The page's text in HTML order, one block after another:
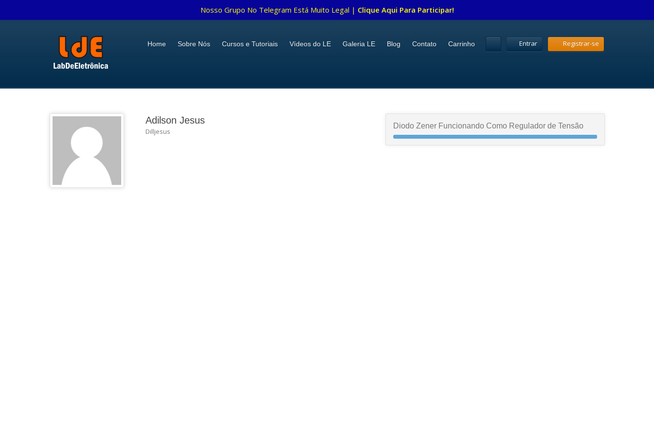
Entrar Registrar-se
Home Sobre Nós Cursos e Tutoriais Vídeos do LE Galeria LE Blog Contato Carrinho
Adilson Jesus
Dilljesus
Diodo Zener Funcionando Como Regulador de Tensão
Nosso Grupo No Telegram Está Muito Legal | Clique Aqui Para Participar!